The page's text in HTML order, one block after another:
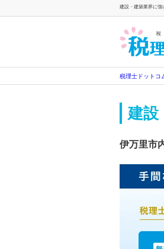
建設・建築業界に
税理士ドットコ
建設
伊万里市